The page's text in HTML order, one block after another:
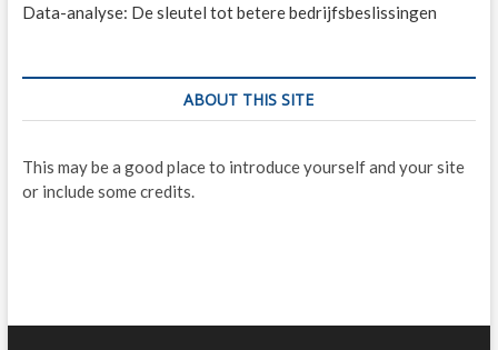
Data-analyse: De sleutel tot betere bedrijfsbeslissingen
ABOUT THIS SITE
This may be a good place to introduce yourself and your site
or include some credits.